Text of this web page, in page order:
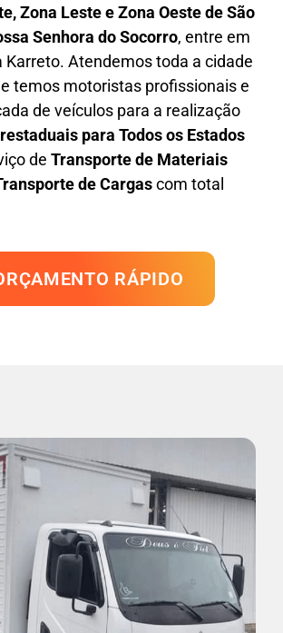
Zona Leste e Zona Oestede São
Senhora do Socorro, entre em
Karreto. Atendemos toda a cidade
temos motoristas profissionais e
de veículos para a realização
para Todos os Estados
de Transporte de Materiais
de Cargascom total
RÁPIDO